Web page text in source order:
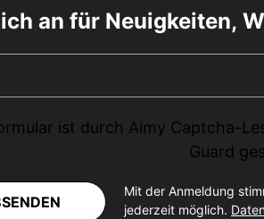
an für Neuigkeiten,
ist durch Aimy Captcha-
Guard
Mit der Anmeldung
jederzeit möglich.